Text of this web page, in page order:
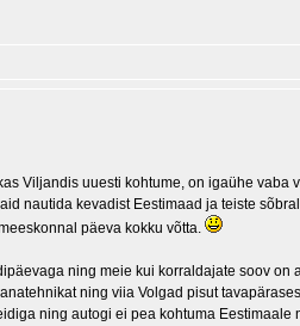
Viljandis uuesti kohtume, on igaühe vaba
nautida kevadist Eestimaad ja teiste
päeva kokku võtta.
ning meie kui korraldajate soov on
ning viia Volgad pisut
ning autogi ei pea kohtuma Eestimaale